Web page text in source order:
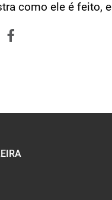
como ele é feito, e